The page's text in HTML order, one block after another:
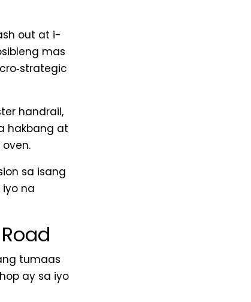
out at i-
mas
handrail,
hakbang at
sa isang
na
tumaas
ay sa iyo